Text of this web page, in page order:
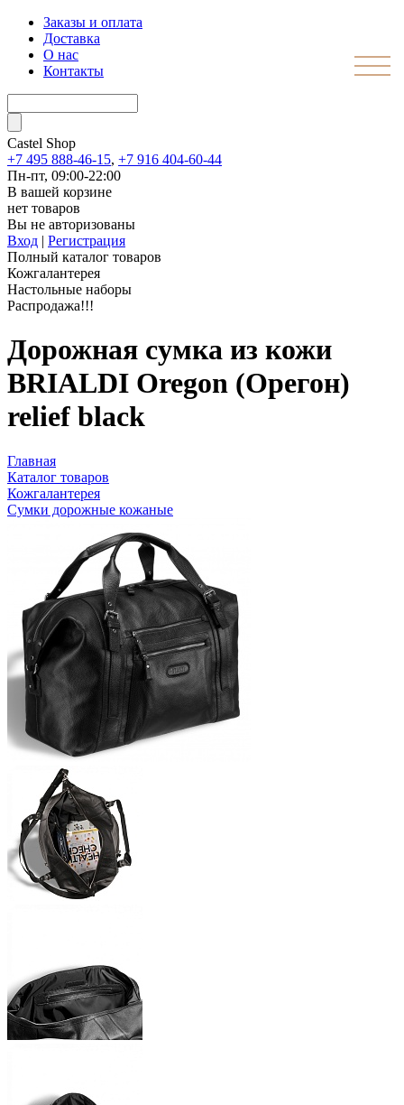
Заказы и оплата
Доставка
О нас
Контакты
Castel Shop
+7 495 888-46-15, +7 916 404-60-44
Пн-пт, 09:00-22:00
В вашей корзине
нет товаров
Вы не авторизованы
Вход | Регистрация
Полный каталог товаров
Кожгалантерея
Настольные наборы
Распродажа!!!
Дорожная сумка из кожи
BRIALDI Oregon (Орегон)
relief black
Главная
Каталог товаров
Кожгалантерея
Сумки дорожные кожаные